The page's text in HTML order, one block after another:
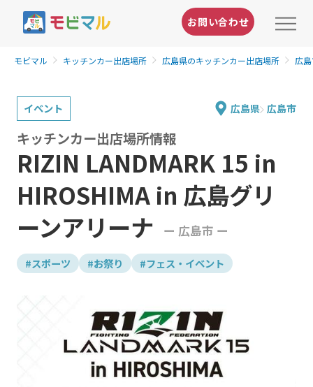
お問い合わせ
モビマル キッチンカー出店場所 広島県のキッチンカー出店場所 広
イベント 広島県 広島市
RIZIN LANDMARK 15 in
HIROSHIMA in 広島グリ
ーンアリーナ
ー 広島市 ー
キッチンカー出店場所情報
#スポーツ #お祭り #フェス・イベント